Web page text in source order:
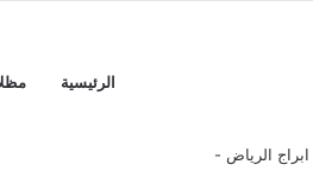
الرئيسية